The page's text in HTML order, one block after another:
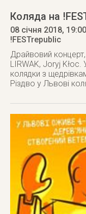
Коляда на
08 січня 2018, 19:00
!FESTrepublic
Драйвовий
LIRWAK, Joryj Kłoc.
колядки з
Різдво у Львові